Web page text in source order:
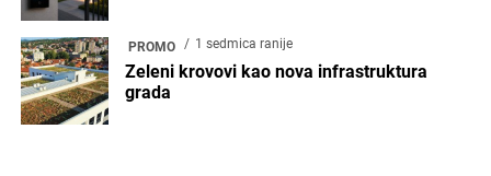
PROMO 1 sedmica ranije
Zeleni krovovi kao nova infrastruktura
grada